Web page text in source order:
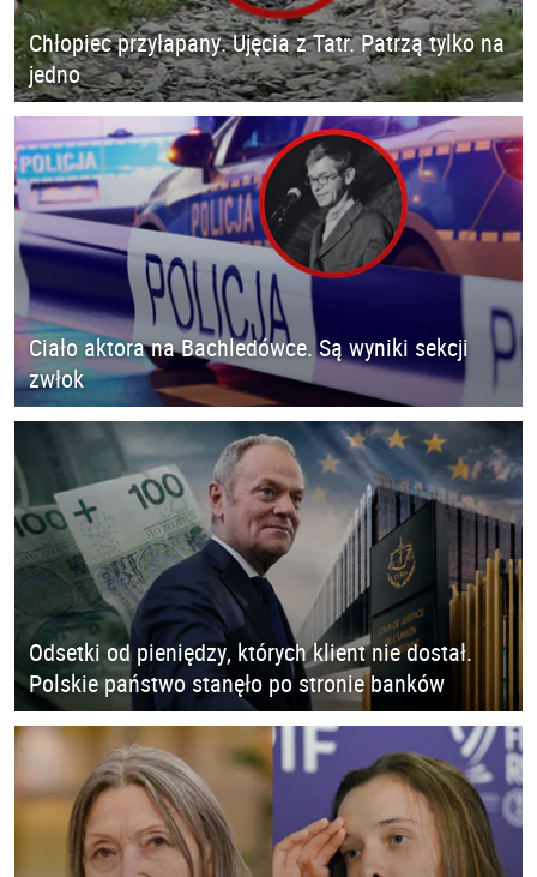
Chłopiec przyłapany. Ujęcia z Tatr. Patrzą tylko na
jedno
Ciało aktora na Bachledówce. Są wyniki sekcji
zwłok
Odsetki od pieniędzy, których klient nie dostał.
Polskie państwo stanęło po stronie banków